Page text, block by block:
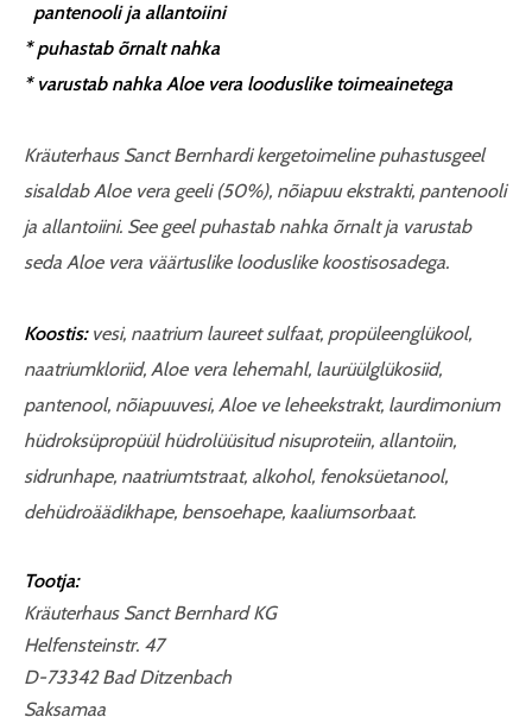
pantenooli ja allantoiini
* puhastab õrnalt nahka
* varustab nahka Aloe vera looduslike toimeainetega
Kräuterhaus Sanct Bernhardi kergetoimeline puhastusgeel
sisaldab Aloe vera geeli (50%), nõiapuu ekstrakti, pantenooli
ja allantoiini. See geel puhastab nahka õrnalt ja varustab
seda Aloe vera väärtuslike looduslike koostisosadega.
Koostis:vesi, naatrium laureet sulfaat, propüleenglükool,
naatriumkloriid, Aloe vera lehemahl, laurüülglükosiid,
pantenool, nõiapuuvesi, Aloe ve leheekstrakt, laurdimonium
hüdroksüpropüül hüdrolüüsitud nisuproteiin, allantoiin,
sidrunhape, naatriumtstraat, alkohol, fenoksüetanool,
dehüdroäädikhape, bensoehape, kaaliumsorbaat.
Tootja:
Kräuterhaus Sanct Bernhard KG
Helfensteinstr. 47
D-73342 Bad Ditzenbach
Saksamaa